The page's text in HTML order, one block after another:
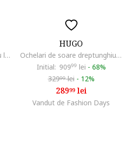
Ochelari de soare cat-eye cu lentile polarizate, Alb murdar
HUGO
Ochelari de soare dreptunghiulari cu logo si model unisex, Alb
Initial: 90999 lei - 68%
32999lei - 12%
28999lei
Vandut de Fashion Days